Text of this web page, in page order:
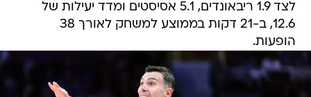
לצד 1.9 ריבאונדים, 5.1 אסיסטים ומדד יעילות של
12.6, ב-21 דקות בממוצע למשחק לאורך 38
הופעות.